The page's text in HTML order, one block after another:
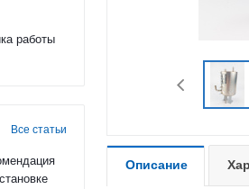
работы
Все статьи
Описание